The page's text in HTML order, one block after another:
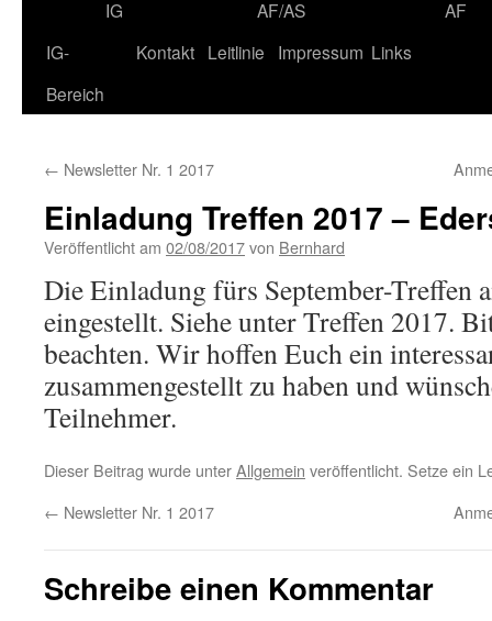
IG
AF/AS
AF
IG-
Bereich
Kontakt Leitlinie Impressum Links
← Newsletter Nr. 1 2017
Einladung Treffen 2017 –
Veröffentlicht am 02/08/2017von Bernhard
Die Einladung fürs September-Treffen
eingestellt. Siehe unter Treffen 2017.
beachten. Wir hoffen Euch ein
zusammengestellt zu haben und
Teilnehmer.
Dieser Beitrag wurde unterAllgemein veröffentlicht. Setze ein
← Newsletter Nr. 1 2017
Schreibe einen Kommentar